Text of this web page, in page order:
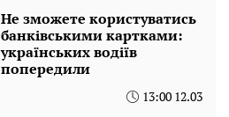
Не зможете користуватись
банківськими картками:
українських водіїв
попередили
13:00 12.03